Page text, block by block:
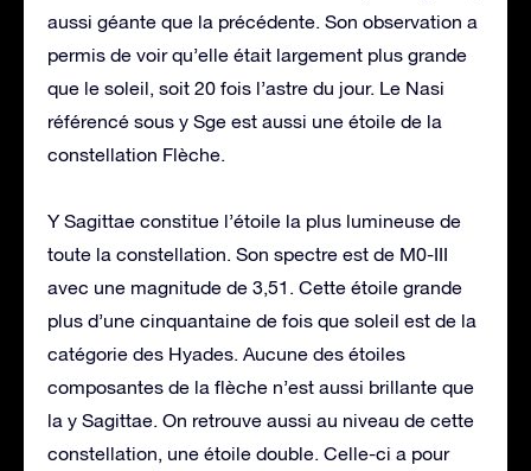
aussi géante que la précédente. Son observation a
permis de voir qu’elle était largement plus grande
que le soleil, soit 20 fois l’astre du jour. Le Nasi
référencé sous y Sge est aussi une étoile de la
constellation Flèche.
Y Sagittae constitue l’étoile la plus lumineuse de
toute la constellation. Son spectre est de M0-III
avec une magnitude de 3,51. Cette étoile grande
plus d’une cinquantaine de fois que soleil est de la
catégorie des Hyades. Aucune des étoiles
composantes de la flèche n’est aussi brillante que
la y Sagittae. On retrouve aussi au niveau de cette
constellation, une étoile double. Celle-ci a pour